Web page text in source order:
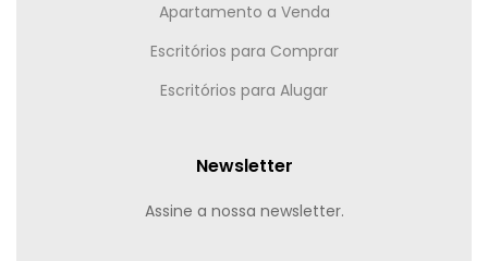
Apartamento a Venda
Escritórios para Comprar
Escritórios para Alugar
Newsletter
Assine a nossa newsletter.